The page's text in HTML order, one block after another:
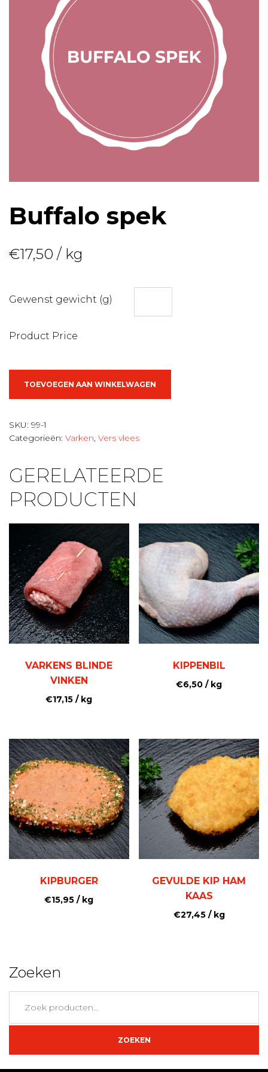
Buffalo spek
€17,50 / kg
Gewenst gewicht (g)
Product Price
TOEVOEGEN AAN WINKELWAGEN
SKU: 99-1
Categorieën: Varken, Vers vlees
GERELATEERDE
PRODUCTEN
VARKENS BLINDE
VINKEN
€17,15 / kg
KIPPENBIL
€6,50 / kg
KIPBURGER
€15,95 / kg
GEVULDE KIP HAM
KAAS
€27,45/ kg
Zoeken
naar:
ZOEKEN